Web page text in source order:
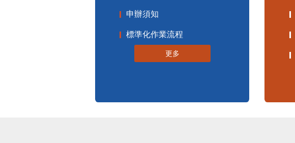
申辦須知
標準化作業流程
更多